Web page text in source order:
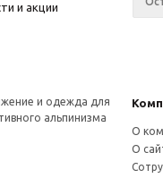
и акции
и одежда для
альпинизма
О
О